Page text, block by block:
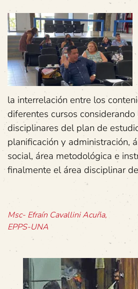
la interrelación entre los
diferentes cursos
disciplinares del plan de
planificación y administración,
social, área metodológica e
finalmente el área disciplinar
Msc- Efraín Cavallini Acuña,
EPPS-UNA